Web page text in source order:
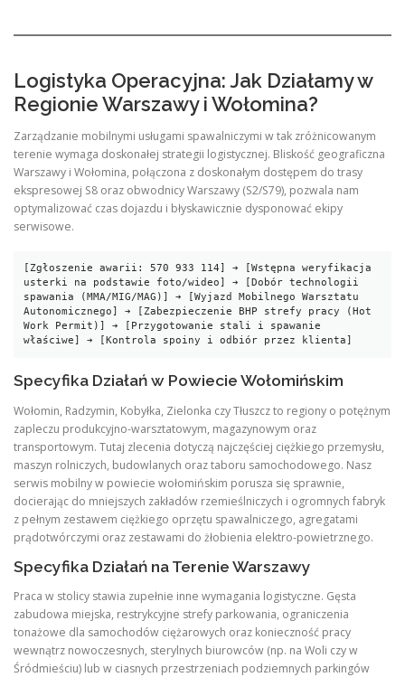
Logistyka Operacyjna: Jak Działamy w
Regionie Warszawy i Wołomina?
Zarządzanie mobilnymi usługami spawalniczymi w tak zróżnicowanym
terenie wymaga doskonałej strategii logistycznej. Bliskość geograficzna
Warszawy i Wołomina, połączona z doskonałym dostępem do trasy
ekspresowej S8 oraz obwodnicy Warszawy (S2/S79), pozwala nam
optymalizować czas dojazdu i błyskawicznie dysponować ekipy
serwisowe.
[Zgłoszenie awarii: 570 933 114] ➔ [Wstępna weryfikacja
usterki na podstawie foto/wideo] ➔ [Dobór technologii
spawania (MMA/MIG/MAG)] ➔ [Wyjazd Mobilnego Warsztatu
Autonomicznego] ➔ [Zabezpieczenie BHP strefy pracy (Hot
Work Permit)] ➔ [Przygotowanie stali i spawanie
Specyfika Działań w Powiecie Wołomińskim
Wołomin, Radzymin, Kobyłka, Zielonka czy Tłuszcz to regiony o potężnym
zapleczu produkcyjno-warsztatowym, magazynowym oraz
transportowym. Tutaj zlecenia dotyczą najczęściej ciężkiego przemysłu,
maszyn rolniczych, budowlanych oraz taboru samochodowego. Nasz
serwis mobilny w powiecie wołomińskim porusza się sprawnie,
docierając do mniejszych zakładów rzemieślniczych i ogromnych fabryk
z pełnym zestawem ciężkiego oprzętu spawalniczego, agregatami
prądotwórczymi oraz zestawami do żłobienia elektro-powietrznego.
Specyfika Działań na Terenie Warszawy
Praca w stolicy stawia zupełnie inne wymagania logistyczne. Gęsta
zabudowa miejska, restrykcyjne strefy parkowania, ograniczenia
tonażowe dla samochodów ciężarowych oraz konieczność pracy
wewnątrz nowoczesnych, sterylnych biurowców (np. na Woli czy w
Śródmieściu) lub w ciasnych przestrzeniach podziemnych parkingów